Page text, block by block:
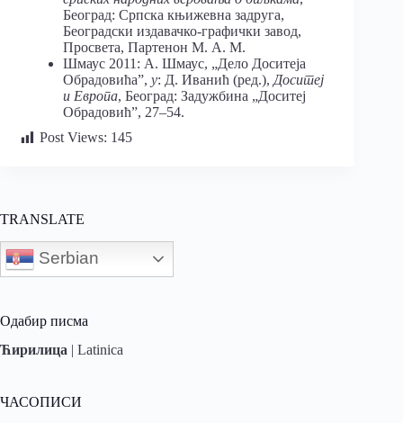
Београд: Српска књижевна задруга,
Београдски издавачко-графички завод,
Просвета, Партенон М. А. М.
Шмаус 2011: А. Шмаус, „Дело Доситеја
Обрадовића”, у: Д. Иванић (ред.), Доситеј
и Европа, Београд: Задужбина „Доситеј
Обрадовић”, 27–54.
Post Views: 145
TRANSLATE
Serbian
Одабир писма
Ћирилица | Latinica
ЧАСОПИСИ